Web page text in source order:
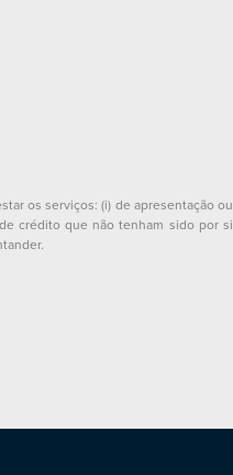
os serviços: (i) de apresentação ou
crédito que não tenham sido por si